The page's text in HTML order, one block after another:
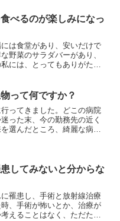
せながら、よ...
べるのが楽しみになっ
は食堂があり、安いだけで
野菜のサラダバーがあり、
には、とってもありがたい
てなるんです。帰宅して、
思っても、そ...
って何ですか？
ってきました。どこの病院
った末、今の勤務先の近く
選んだところ、綺麗な病院
『悪性腫瘍』...
してみないと分からな
罹患し、手術と放射線治療
、手術が怖いとか、治療が
えることはなく、ただた